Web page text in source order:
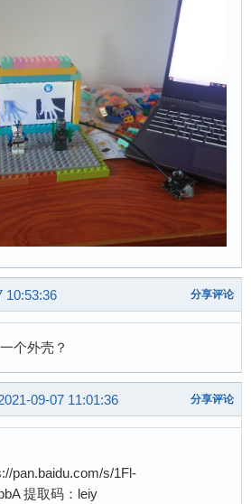
10:53:36 分享评论
个外壳？
09-07 11:01:36 分享评论
pan.baidu.com/s/1Fl-
提取码：leiy